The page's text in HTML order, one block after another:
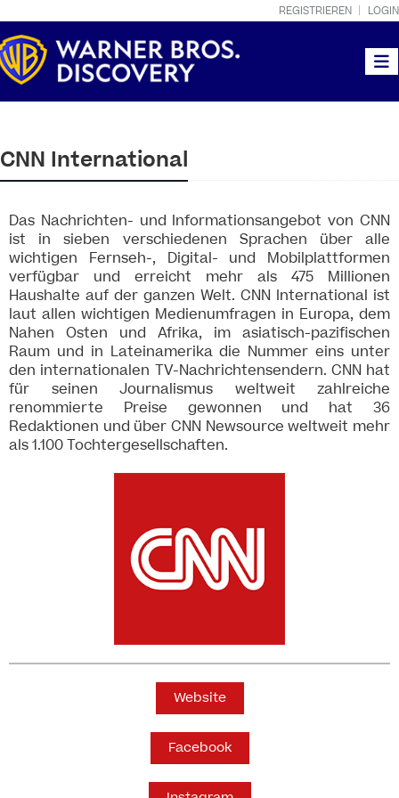
REGISTRIEREN LOGIN
CNN International
Das Nachrichten- und Informationsangebot von CNN
ist in sieben verschiedenen Sprachen über alle
wichtigen Fernseh-, Digital- und Mobilplattformen
verfügbar und erreicht mehr als 475 Millionen
Haushalte auf der ganzen Welt. CNN International ist
laut allen wichtigen Medienumfragen in Europa, dem
Nahen Osten und Afrika, im asiatisch-pazifischen
Raum und in Lateinamerika die Nummer eins unter
den internationalen TV-Nachrichtensendern. CNN hat
für seinen Journalismus weltweit zahlreiche
renommierte Preise gewonnen und hat 36
Redaktionen und über CNN Newsource weltweit mehr
als 1.100 Tochtergesellschaften.
Website
Facebook